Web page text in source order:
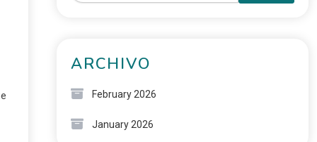
ARCHIVO
February 2026
January 2026